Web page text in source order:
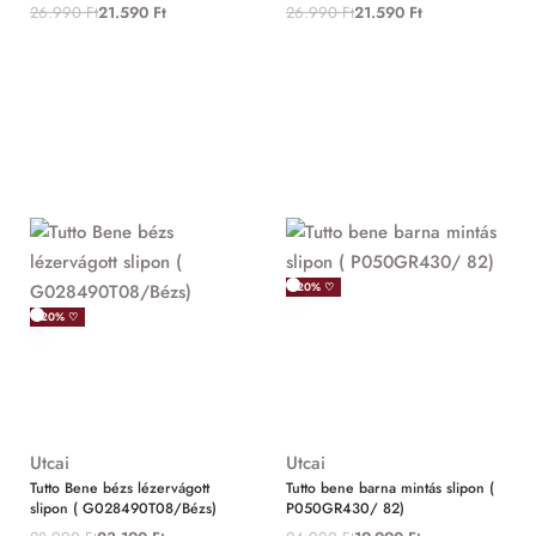
26.990Ft21.590 Ft 26.990Ft21.590 Ft
-20% ♡
Utcai
Tutto Bene bézs lézervágott
slipon ( G028490T08/Bézs)
-20% ♡
Utcai
Tutto bene barna mintás slipon (
P050GR430/ 82)